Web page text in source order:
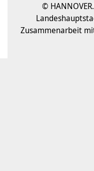
©
Zusammenarbeit